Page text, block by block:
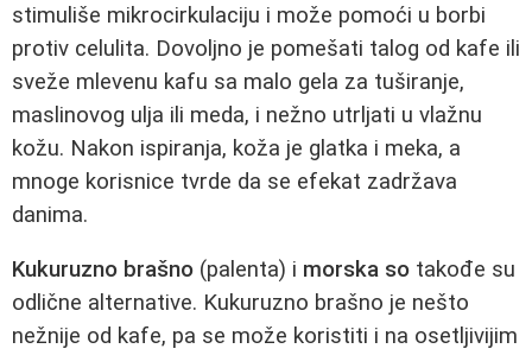
stimuliše mikrocirkulaciju i može pomoći u borbi
protiv celulita. Dovoljno je pomešati talog od kafe ili
sveže mlevenu kafu sa malo gela za tuširanje,
maslinovog ulja ili meda, i nežno utrljati u vlažnu
kožu. Nakon ispiranja, koža je glatka i meka, a
mnoge korisnice tvrde da se efekat zadržava
danima.
Kukuruzno brašno (palenta) i morska so takođe su
odlične alternative. Kukuruzno brašno je nešto
nežnije od kafe, pa se može koristiti i na osetljivijim